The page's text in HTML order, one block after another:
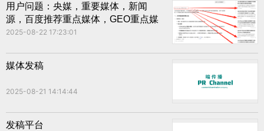
用户问题：央媒，重要媒体，新闻
源，百度推荐重点媒体，GEO重点媒
体相关媒体清单
2025-08-22 17:23:01
媒体发稿
2025-08-21 14:14:44
发稿平台